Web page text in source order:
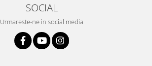
SOCIAL
Urmareste-ne in social media